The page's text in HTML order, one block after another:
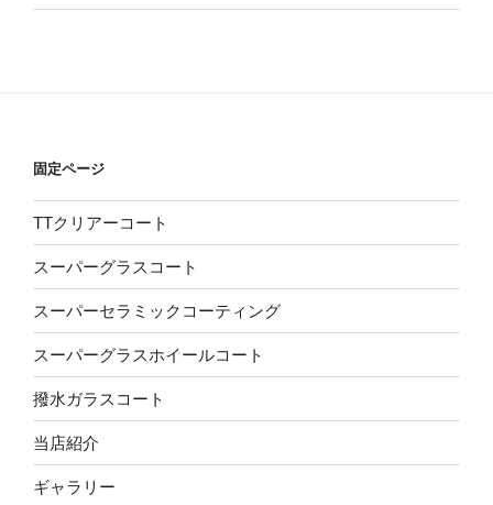
固定ページ
TTクリアーコート
スーパーグラスコート
スーパーセラミックコーティング
スーパーグラスホイールコート
撥水ガラスコート
当店紹介
ギャラリー